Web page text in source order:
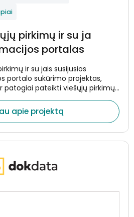
pirkimų ir su ja
portalas
ir su jais susijusios
portalo sukūrimo projektas,
patogiai pateikti viešųjų pirkimų
apie projektą